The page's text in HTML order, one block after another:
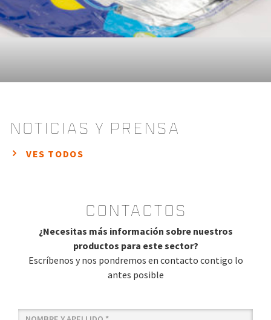
Noticias y Prensa
VES TODOS
Contactos
¿Necesitas más información sobre nuestros
productos para este sector?
Escríbenos y nos pondremos en contacto contigo lo
antes posible